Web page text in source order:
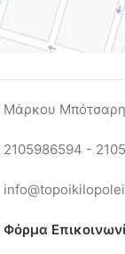
Μάρκου Μπότσαρη
2105986594 -
Φόρμα